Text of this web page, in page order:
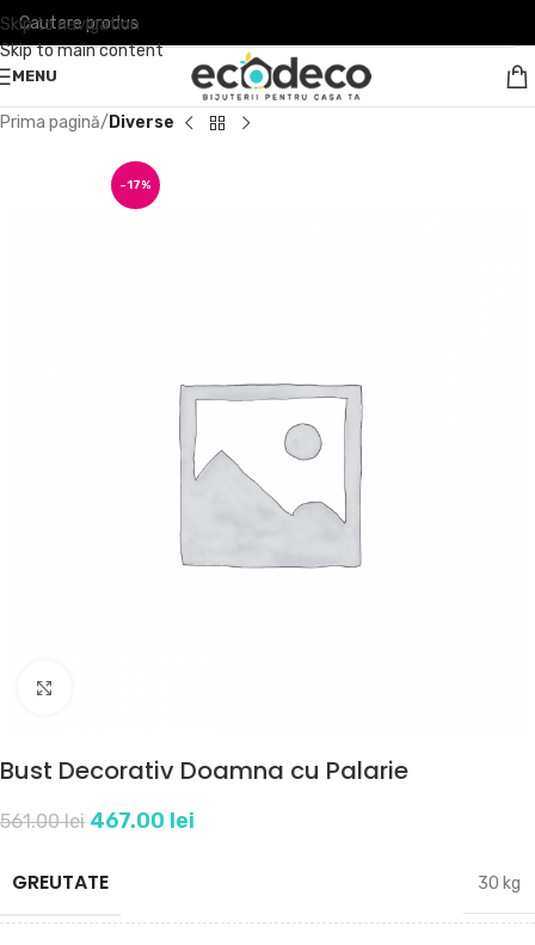
Skip to navigation
Skip to main content
MENU
Prima pagină Diverse
-17%
Bust Decorativ Doamna cu Palarie
561.00lei 467.00 lei
GREUTATE 30 kg